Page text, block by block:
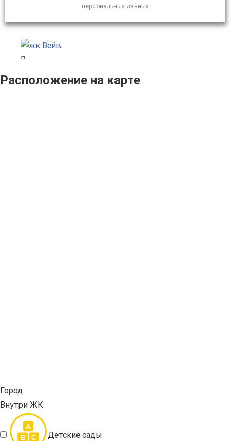
персональных данных
Расположение на карте
Город
Внутри ЖК
Детские сады